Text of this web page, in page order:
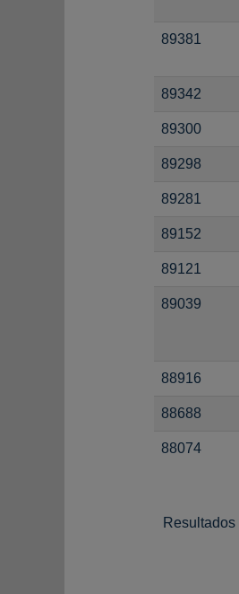
89381
89342
89300
89298
89281
89152
89121
89039
88916
88688
88074
Resultados